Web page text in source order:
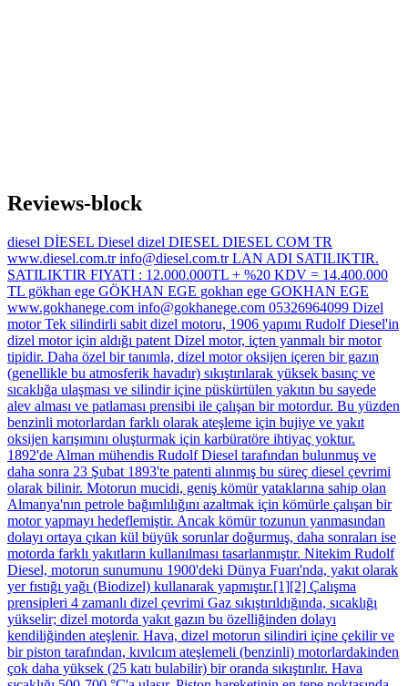
Reviews-block
diesel DİESEL Diesel dizel DIESEL DIESEL COM TR
www.diesel.com.tr info@diesel.com.tr LAN ADI SATILIKTIR.
SATILIKTIR FIYATI : 12.000.000TL + %20 KDV = 14.400.000
TL gökhan ege GÖKHAN EGE gokhan ege GOKHAN EGE
www.gokhanege.com info@gokhanege.com 05326964099 Dizel
motor Tek silindirli sabit dizel motoru, 1906 yapımı Rudolf Diesel'in
dizel motor için aldığı patent Dizel motor, içten yanmalı bir motor
tipidir. Daha özel bir tanımla, dizel motor oksijen içeren bir gazın
(genellikle bu atmosferik havadır) sıkıştırılarak yüksek basınç ve
sıcaklığa ulaşması ve silindir içine püskürtülen yakıtın bu sayede
alev alması ve patlaması prensibi ile çalışan bir motordur. Bu yüzden
benzinli motorlardan farklı olarak ateşleme için bujiye ve yakıt
oksijen karışımını oluşturmak için karbüratöre ihtiyaç yoktur.
1892'de Alman mühendis Rudolf Diesel tarafından bulunmuş ve
daha sonra 23 Şubat 1893'te patenti alınmış bu süreç diesel çevrimi
olarak bilinir. Motorun mucidi, geniş kömür yataklarına sahip olan
Almanya'nın petrole bağımlılığını azaltmak için kömürle çalışan bir
motor yapmayı hedeflemiştir. Ancak kömür tozunun yanmasından
dolayı ortaya çıkan kül büyük sorunlar doğurmuş, daha sonraları ise
motorda farklı yakıtların kullanılması tasarlanmıştır. Nitekim Rudolf
Diesel, motorun sunumunu 1900'deki Dünya Fuarı'nda, yakıt olarak
yer fıstığı yağı (Biodizel) kullanarak yapmıştır.[1][2] Çalışma
prensipleri 4 zamanlı dizel çevrimi Gaz sıkıştırıldığında, sıcaklığı
yükselir; dizel motorda yakıt gazın bu özelliğinden dolayı
kendiliğinden ateşlenir. Hava, dizel motorun silindiri içine çekilir ve
bir piston tarafından, kıvılcım ateşlemeli (benzinli) motorlardakinden
çok daha yüksek (25 katı bulabilir) bir oranda sıkıştırılır. Hava